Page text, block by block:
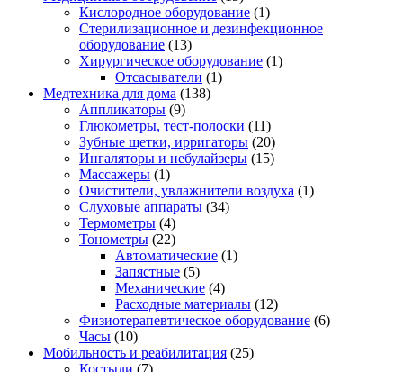
Кислородное оборудование (1)
Стерилизационное и дезинфекционное
оборудование (13)
Хирургическое оборудование (1)
Отсасыватели (1)
Медтехника для дома (138)
Аппликаторы (9)
Глюкометры, тест-полоски (11)
Зубные щетки, ирригаторы (20)
Ингаляторы и небулайзеры (15)
Массажеры (1)
Очистители, увлажнители воздуха (1)
Слуховые аппараты (34)
Термометры (4)
Тонометры (22)
Автоматические (1)
Запястные (5)
Механические (4)
Расходные материалы (12)
Физиотерапевтическое оборудование (6)
Часы (10)
Мобильность и реабилитация (25)